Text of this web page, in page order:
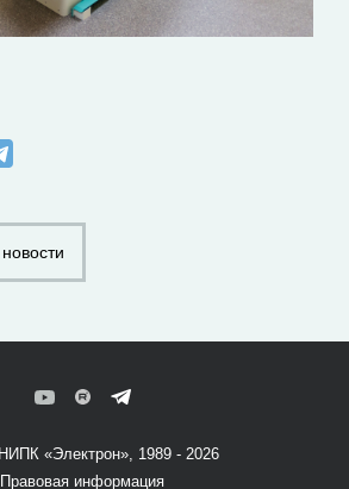
«Электрон», 1989 - 2026
Правовая информация